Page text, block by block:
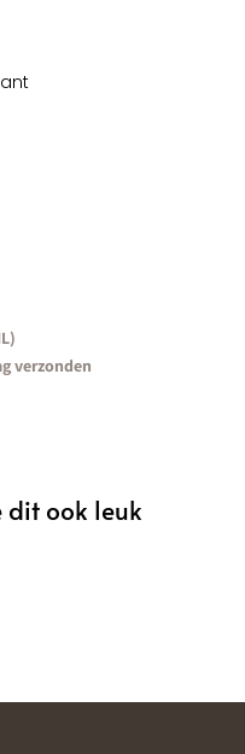
verzonden
dit ook leuk